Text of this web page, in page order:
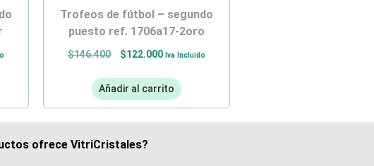
trofeos de fútbol – segundo
puesto ref. 1706a17-2oro
$146.400 $122.000 Iva Incluido
Añadir al carrito
ofrece VitriCristales?